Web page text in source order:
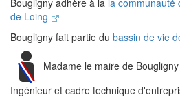
Bougligny adhère à la la communauté
de Loing
Bougligny fait partie du bassin de vie
Madame le maire de
Ingénieur et cadre technique